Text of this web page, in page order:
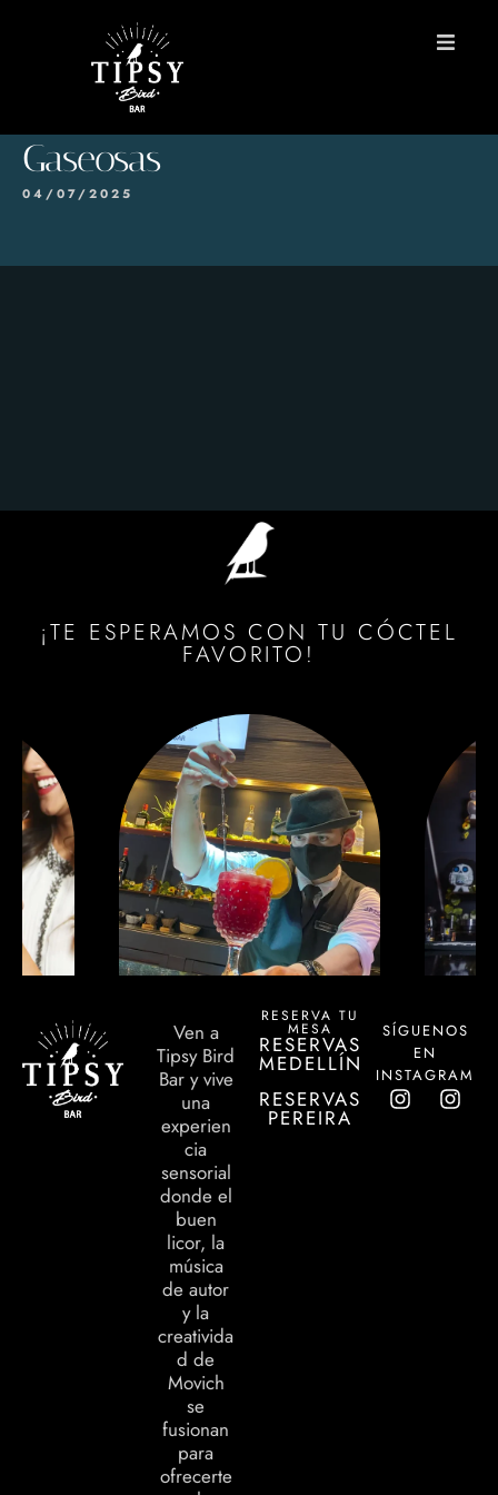
Gaseosas
04/07/2025
¡TE ESPERAMOS CON TU CÓCTEL
FAVORITO!
Ven a
Tipsy Bird
Bar y vive
una
experien
cia
sensorial
donde el
buen
licor, la
música
de autor
y la
creativida
d de
Movich
se
fusionan
para
ofrecerte
RESERVA TU
MESA
RESERVAS
MEDELLÍN
RESERVAS
PEREIRA
SÍGUENOS
EN
INSTAGRAM